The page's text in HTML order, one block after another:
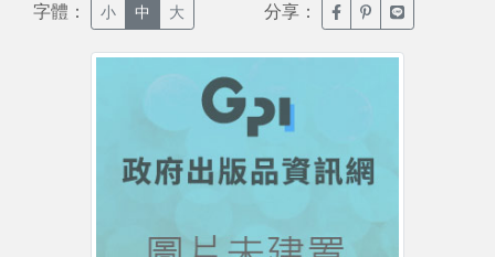
字體： 小 中 大 分享： 臉書分享(另開新視窗)
噗浪分享(另開新
Line分享(另